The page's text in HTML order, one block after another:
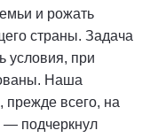
и рожать
страны. Задача
условия, при
Наша
прежде всего, на
— подчеркнул